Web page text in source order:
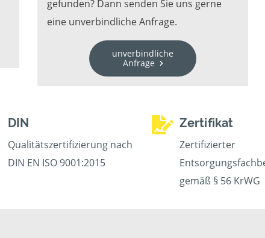
gefunden? Dann senden Sie uns gerne
eine unverbindliche Anfrage.
unverbindliche
Anfrage
DIN
Qualitätszertifizierung nach
DIN EN ISO 9001:2015
Zertifikat
Zertifizierter
gemäß § 56 KrWG